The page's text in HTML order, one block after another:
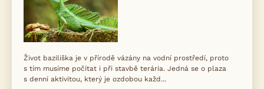
Život baziliška je v přírodě vázány na vodní prostředí, proto
s tím musíme počítat i při stavbě terária. Jedná se o plaza
s denní aktivitou, který je ozdobou každ...